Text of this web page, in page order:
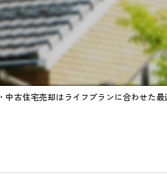
中古住宅
無料査定
土地
中古住宅売却はライフプランに合わせた最